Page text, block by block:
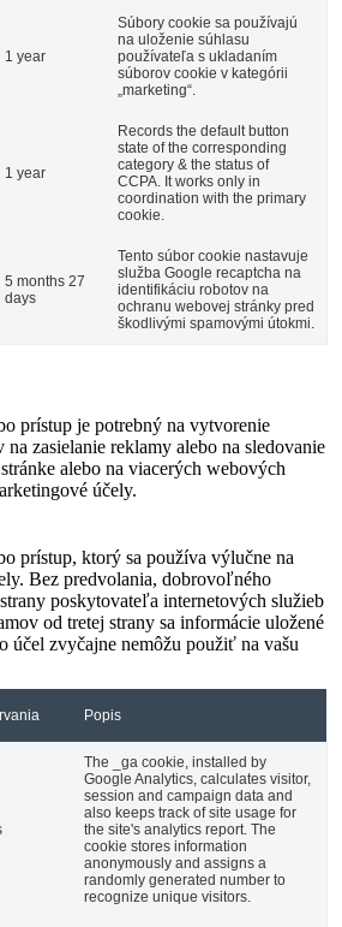
1 year
Súbory cookie sa používajú
na uloženie súhlasu
používateľa s ukladaním
súborov cookie v kategórii
„marketing“.
1 year
Records the default button
state of the corresponding
category & the status of
CCPA. It works only in
coordination with the primary
cookie.
5 months 27
days
Tento súbor cookie nastavuje
služba Google recaptcha na
identifikáciu robotov na
ochranu webovej stránky pred
škodlivými spamovými útokmi.
prístup je potrebný na vytvorenie
zasielanie reklamy alebo na sledovanie
alebo na viacerých webových
účely.
prístup, ktorý sa používa výlučne na
Bez predvolania, dobrovoľného
poskytovateľa internetových služieb
od tretej strany sa informácie uložené
účel zvyčajne nemôžu použiť na vašu
Popis
The _ga cookie, installed by
Google Analytics, calculates visitor,
session and campaign data and
also keeps track of site usage for
the site's analytics report. The
cookie stores information
anonymously and assigns a
randomly generated number to
recognize unique visitors.